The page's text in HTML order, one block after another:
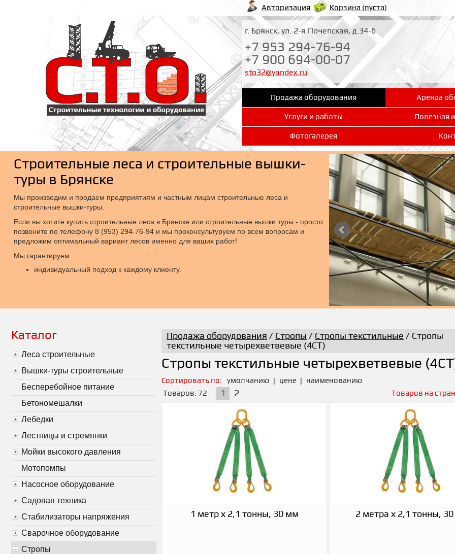
Авторизация Корзина (пуста)
г. Брянск, ул. 2-я Почепская, д.34-б
+7 953 294-76-94
+7 900 694-00-07
sto32@yandex.ru
Продажа оборудования Аренда
Услуги и работы Полезная
Фотогалерея
Строительные леса и строительные вышки-
туры в Брянске
Мы производим и продаем предприятиям и частным лицам строительные леса и
строительные вышки-туры.
Если вы хотите купить строительные леса в Брянске или строительные вышки туры - просто
позвоните по телефону 8 (953) 294-76-94 и мы проконсультуруем по всем вопросам и
предложим оптимальный вариант лесов именно для ваших работ!
Мы гарантируем:
индивидуальный подход к каждому клиенту.
Каталог
Леса строительные
Вышки-туры строительные
Бесперебойное питание
Бетономешалки
Лебедки
Лестницы и стремянки
Мойки высокого давления
Мотопомпы
Насосное оборудование
Садовая техника
Стабилизаторы напряжения
Сварочное оборудование
Стропы
Продажа оборудования / Стропы / Стропы текстильные / Стропы
текстильные четырехветвевые (4СТ)
Стропы текстильные четырехветвевые
Сортировать по: умолчанию | цене |
наименованию
Товаров: 72
1 2 Товаров на
1 метр х 2,1 тонны, 30 мм 2 метра х 2,1 тонны,